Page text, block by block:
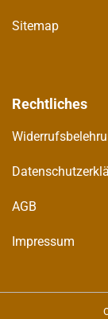
Sitemap
AGB
Impressum